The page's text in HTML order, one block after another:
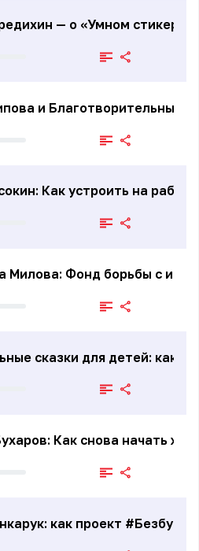
— о «Умном
и Благотворительный
Как устроить на
Милова: Фонд борьбы с
сказки для детей: как
Как снова начать
как проект